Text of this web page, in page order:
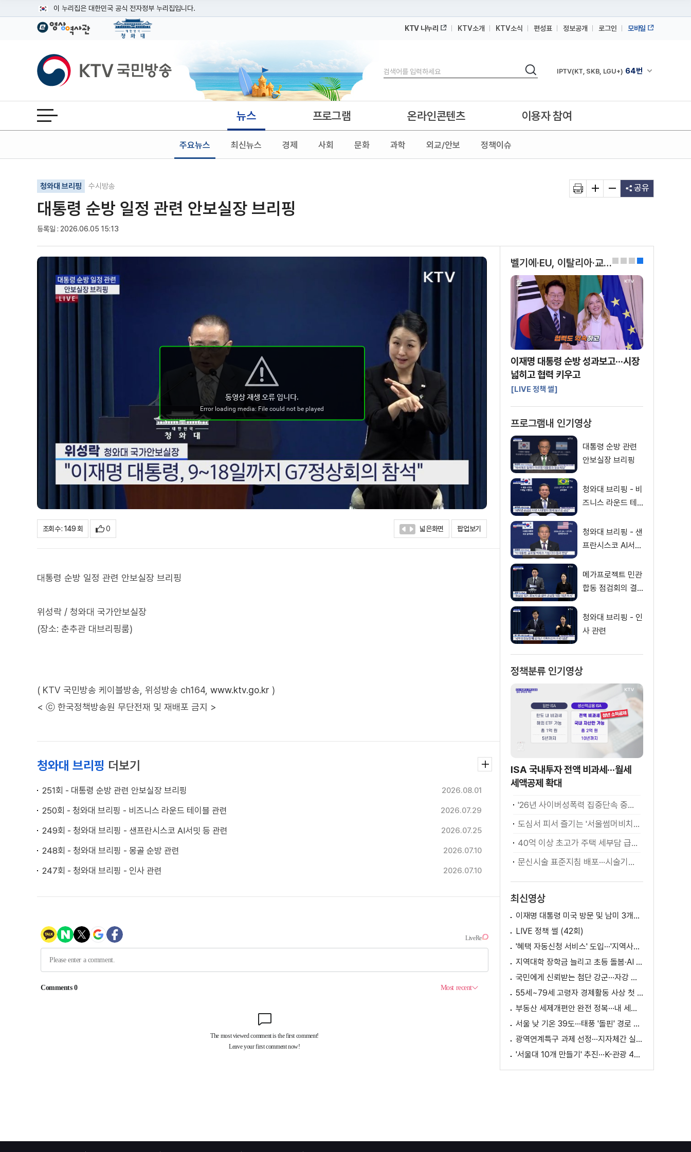
이 누리집은 대한민국 공식 전자정부 누리집입니다.
공식 누리집 주소 확인하기
이밖에 or.kr 또는 .kr등 다른 도메인 주소를 사용하고 있다면 아래 URL에서 도메인 주소를 확인해 보세요
운영중인 공식 누리집보기
KTV 나누리 KTV소개 KTV소식 편성표 정보공개 로그인 모바일
KTV국민방송
검색
검색 채널안내 펼쳐
IPTV(KT, SKB, LGU+) 64번
IPTV(KT, SKB, LGU+)
전체메뉴 열기 뉴스
주요뉴스 최신뉴스 경제 사회 문화 과학 외교/안보 정책이슈
프로그램 온라인콘텐츠 이용자 참여
청와대 브리핑 수시방송
대통령 순방 일정 관련 안보실장 브리핑
등록일 : 2026.06.05 15:13
기사인쇄
글자확대
글자축소 공유
조회수 : 149 회 0 넓은화면 팝업보기
대통령 순방 일정 관련 안보실장 브리핑
위성락 / 청와대 국가안보실장
(장소: 춘추관 대브리핑룸)
( KTV 국민방송 케이블방송, 위성방송 ch164, www.ktv.go.kr )
< ⓒ 한국정책방송원 무단전재 및 재배포 금지 >
청와대 브리핑 더보기
251회 - 대통령 순방 관련 안보실장 브리핑 2026.08.01
250회 - 청와대 브리핑 - 비즈니스 라운드 테이블 관련 2026.07.29
249회 - 청와대 브리핑 - 샌프란시스코 AI서밋 등 관련 2026.07.25
248회 - 청와대 브리핑 - 몽골 순방 관련 2026.07.10
247회 - 청와대 브리핑 - 인사 관련 2026.07.10
벨기에·EU, 이탈리아·교황청 방문 및 G7 정상회의 참석 0
1
2
3
이재명 대통령 순방 성과보고···시장
넓히고 협력 키우고
[LIVE 정책 썰]
프로그램내 인기영상
대통령 순방 관련
안보실장 브리핑
청와대 브리핑 - 비
즈니스 라운드 테
청와대 브리핑 - 샌
프란시스코 AI서밋
메가프로젝트 민관
합동 점검회의 결
청와대 브리핑 - 인
사 관련
정책분류 인기영상
ISA 국내투자 전액 비과세···월세
세액공제 확대
'26년 사이버성폭력 집중단속 중간성과 발표···향후 추진계획은?
도심서 피서 즐기는 '서울썸머비치' 인기몰이
40억 이상 초고가 주택 세부담 급증···실수요자 보호 강화
문신시술 표준지침 배포···시술기구, 일회용 사용 후 폐기
최신영상
이재명 대통령 미국 방문 및 남미 3개국 순방 성과와 의미
LIVE 정책 썰 (42회)
'혜택 자동신청 서비스' 도입···'지역사랑상품권' 발행 확대
지역대학 장학금 늘리고 초등 돌봄·AI 교육 확대
국민에게 신뢰받는 첨단 강군···자강 국방·미래 전력 강화
55세~79세 고령자 경제활동 사상 첫 1천만 명 돌파
부동산 세제개편안 완전 정복···내 세금 어떻게 달라지나? [K-정책 사용법]
서울 낮 기온 39도···태풍 '돌핀' 경로 변수
광역연계특구 과제 선정···지자체간 실증 협력 확대
'서울대 10개 만들기' 추진···K-관광 4천만 시대 준비